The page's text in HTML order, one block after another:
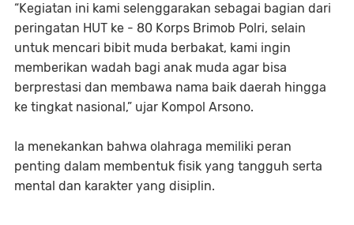
“Kegiatan ini kami selenggarakan sebagai bagian dari
peringatan HUT ke - 80 Korps Brimob Polri, selain
untuk mencari bibit muda berbakat, kami ingin
memberikan wadah bagi anak muda agar bisa
berprestasi dan membawa nama baik daerah hingga
ke tingkat nasional,” ujar Kompol Arsono.
Ia menekankan bahwa olahraga memiliki peran
penting dalam membentuk fisik yang tangguh serta
mental dan karakter yang disiplin.